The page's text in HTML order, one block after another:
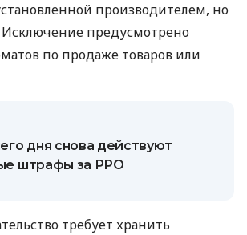
производителем, но
Исключение предусмотрено
по продаже товаров или
дня снова действуют
штрафы за РРО
требует хранить